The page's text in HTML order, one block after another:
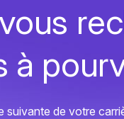
à
suivante de votre